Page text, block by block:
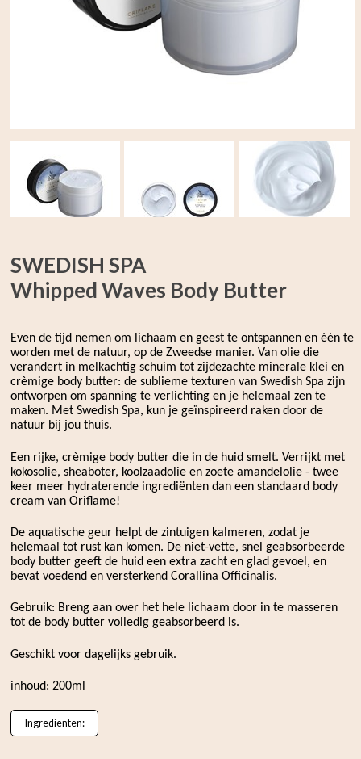
SWEDISH SPA
Whipped Waves Body Butter
Even de tijd nemen om lichaam en geest te ontspannen en één te
worden met de natuur, op de Zweedse manier. Van olie die
verandert in melkachtig schuim tot zijdezachte minerale klei en
crèmige body butter: de sublieme texturen van Swedish Spa zijn
ontworpen om spanning te verlichting en je helemaal zen te
maken. Met Swedish Spa, kun je geïnspireerd raken door de
natuur bij jou thuis.
Een rijke, crèmige body butter die in de huid smelt. Verrijkt met
kokosolie, sheaboter, koolzaadolie en zoete amandelolie - twee
keer meer hydraterende ingrediënten dan een standaard body
cream van Oriflame!
De aquatische geur helpt de zintuigen kalmeren, zodat je
helemaal tot rust kan komen. De niet-vette, snel geabsorbeerde
body butter geeft de huid een extra zacht en glad gevoel, en
bevat voedend en versterkend Corallina Officinalis.
Gebruik: Breng aan over het hele lichaam door in te masseren
tot de body butter volledig geabsorbeerd is.
Geschikt voor dagelijks gebruik.
inhoud: 200ml
Ingrediënten: